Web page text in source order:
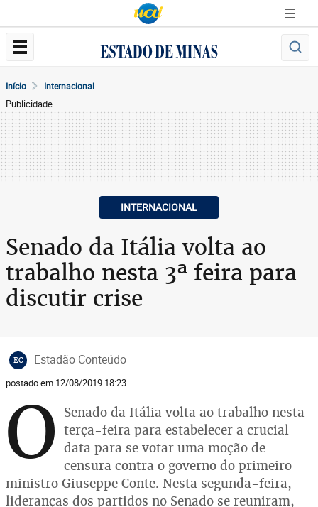
Início Internacional
Publicidade
INTERNACIONAL
Senado da Itália volta ao
trabalho nesta 3ª feira para
discutir crise
EC Estadão Conteúdo
postado em 12/08/2019 18:23
O
Senado da Itália volta ao trabalho nesta
terça-feira para estabelecer a crucial
data para se votar uma moção de
censura contra o governo do primeiro-
ministro Giuseppe Conte. Nesta segunda-feira,
lideranças dos partidos no Senado se reuniram,